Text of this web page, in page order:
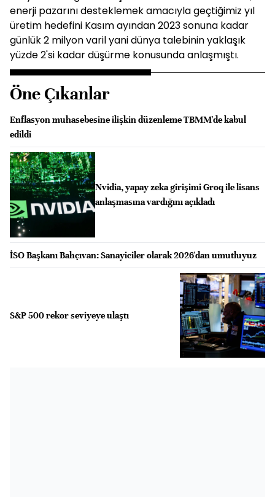
enerji pazarını desteklemek amacıyla geçtiğimiz yıl
üretim hedefini Kasım ayından 2023 sonuna kadar
günlük 2 milyon varil yani dünya talebinin yaklaşık
yüzde 2'si kadar düşürme konusunda anlaşmıştı.
Öne Çıkanlar
Enflasyon muhasebesine ilişkin düzenleme TBMM'de kabul
edildi
Nvidia, yapay zeka girişimi Groq ile lisans
anlaşmasına vardığını açıkladı
İSO Başkanı Bahçıvan: Sanayiciler olarak 2026'dan umutluyuz
S&P 500 rekor seviyeye ulaştı